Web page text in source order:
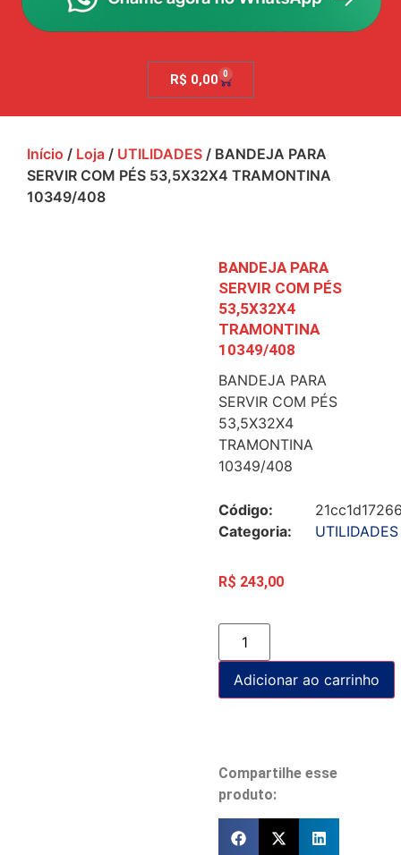
R$ 0,00 0
Início / Loja / UTILIDADES / BANDEJA PARA
SERVIR COM PÉS 53,5X32X4 TRAMONTINA
10349/408
BANDEJA PARA
SERVIR COM PÉS
53,5X32X4
TRAMONTINA
10349/408
BANDEJA PARA
SERVIR COM PÉS
53,5X32X4
TRAMONTINA
10349/408
Código:
Categoria:
UTILIDADES
R$ 243,00
Adicionar ao carrinho
Compartilhe esse
produto: